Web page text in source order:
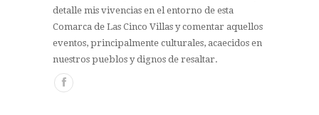
detalle mis vivencias en el entorno de esta
Comarca de Las Cinco Villas y comentar aquellos
eventos, principalmente culturales, acaecidos en
nuestros pueblos y dignos de resaltar.